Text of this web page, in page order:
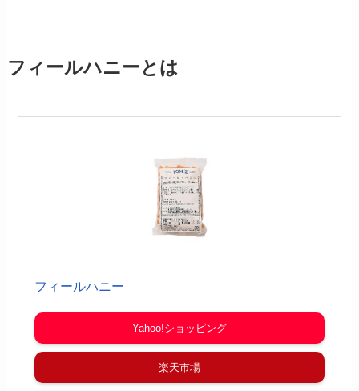
フィールハニーとは
フィールハニー
Yahoo!ショッピング
楽天市場